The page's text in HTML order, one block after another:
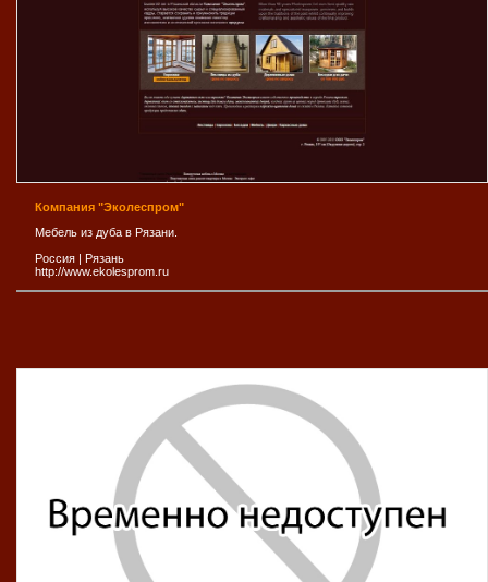
Компания "Эколеспром"
Мебель из дуба в Рязани.
Россия | Рязань
http://www.ekolesprom.ru